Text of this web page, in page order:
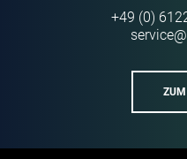
+49 (0)
service@